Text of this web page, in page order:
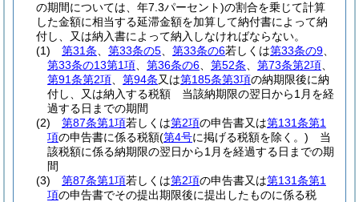
の期間については、年7.3パーセント)の割合を乗じて計算
した金額に相当する延滞金額を加算して納付書によって納
付し、又は納入書によって納入しなければならない。
(1)
第31条 第33条の5 第33条の6若しくは第33条の9
第33条の13第1項
第36条の6 第52条 第73条第2項
第91条第2項
第94条又は第185条第3項の納期限後に納
付し、又は納入する税額 当該納期限の翌日から1月を経
過する日までの期間
(2)
第87条第1項若しくは第2項の申告書又は第131条第1
項の申告書に係る税額(第4号に掲げる税額を除く。) 当
該税額に係る納期限の翌日から1月を経過する日までの期
間
(3)
第87条第1項若しくは第2項の申告書又は第131条第1
項の申告書でその提出期限後に提出したものに係る税